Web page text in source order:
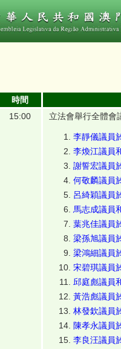
時間
15:00 立法會舉行全體會
李靜儀議員
李煥江議員
謝誓宏議員
何敬麟議員
呂綺穎議員
馬志成議員
葉兆佳議員
梁孫旭議員
梁鴻細議員
宋碧琪議員
邱庭彪議員
黃浩彪議員
林發欽議員
陳孝永議員
李良汪議員